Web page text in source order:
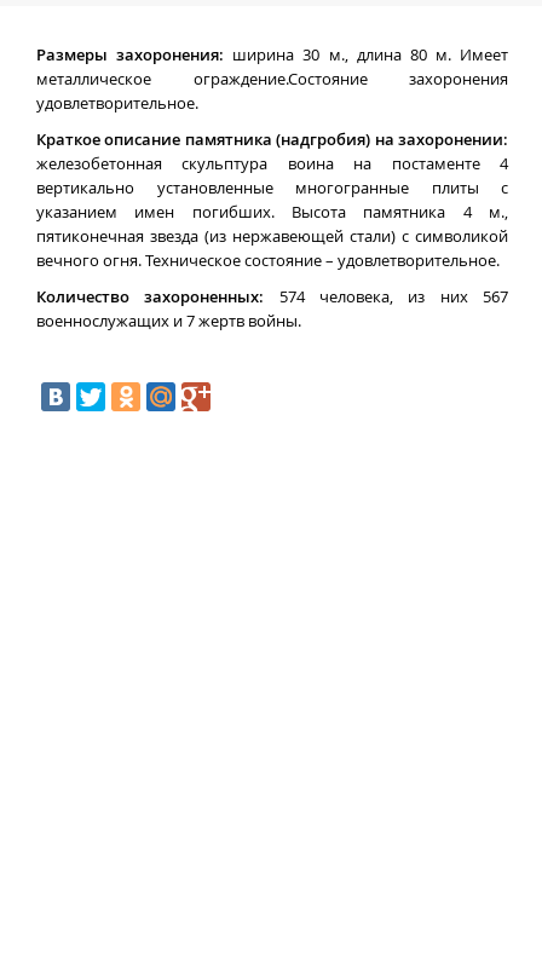
Размеры захоронения: ширина 30 м., длина 80 м. Имеет
металлическое ограждение.Состояние захоронения
удовлетворительное.
Краткое описание памятника (надгробия) на захоронении:
железобетонная скульптура воина на постаменте 4
вертикально установленные многогранные плиты с
указанием имен погибших. Высота памятника 4 м.,
пятиконечная звезда (из нержавеющей стали) с символикой
вечного огня. Техническое состояние – удовлетворительное.
Количество захороненных: 574 человека, из них 567
военнослужащих и 7 жертв войны.